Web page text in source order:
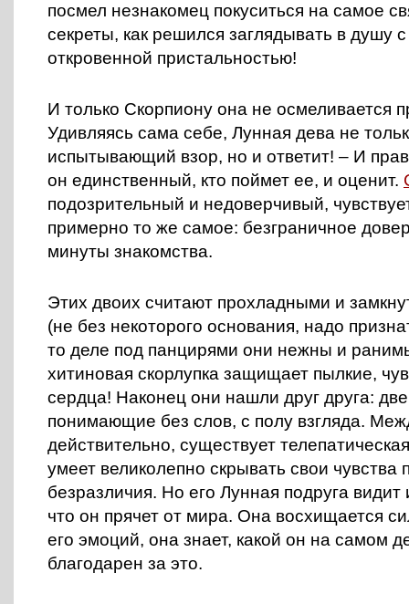
посмел незнакомец покуситься на самое
секреты, как решился заглядывать в душу
откровенной пристальностью!
И только Скорпиону она не осмеливается
Удивляясь сама себе, Лунная дева не
испытывающий взор, но и ответит! – И
он единственный, кто поймет ее, и оценит.
подозрительный и недоверчивый,
примерно то же самое: безграничное
минуты знакомства.
Этих двоих считают прохладными и
(не без некоторого основания, надо
то деле под панцирями они нежны и
хитиновая скорлупка защищает пылкие,
сердца! Наконец они нашли друг друга:
понимающие без слов, с полу взгляда.
действительно, существует
умеет великолепно скрывать свои чувства
безразличия. Но его Лунная подруга видит
что он прячет от мира. Она восхищается
его эмоций, она знает, какой он на самом
благодарен за это.